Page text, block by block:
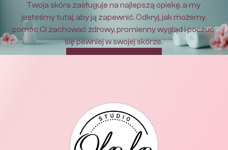
Twoja skóra zasługuje na najlepszą opiekę, a my
jesteśmy tutaj, aby ją zapewnić. Odkryj, jak możemy
pomóc Ci zachować zdrowy, promienny wygląd i poczuć
się pewniej w swojej skórze.